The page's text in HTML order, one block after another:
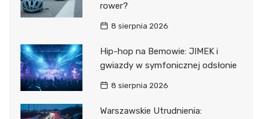
rower?
8 sierpnia 2026
Hip-hop na Bemowie: JIMEK i
gwiazdy w symfonicznej odsłonie
8 sierpnia 2026
Warszawskie Utrudnienia: